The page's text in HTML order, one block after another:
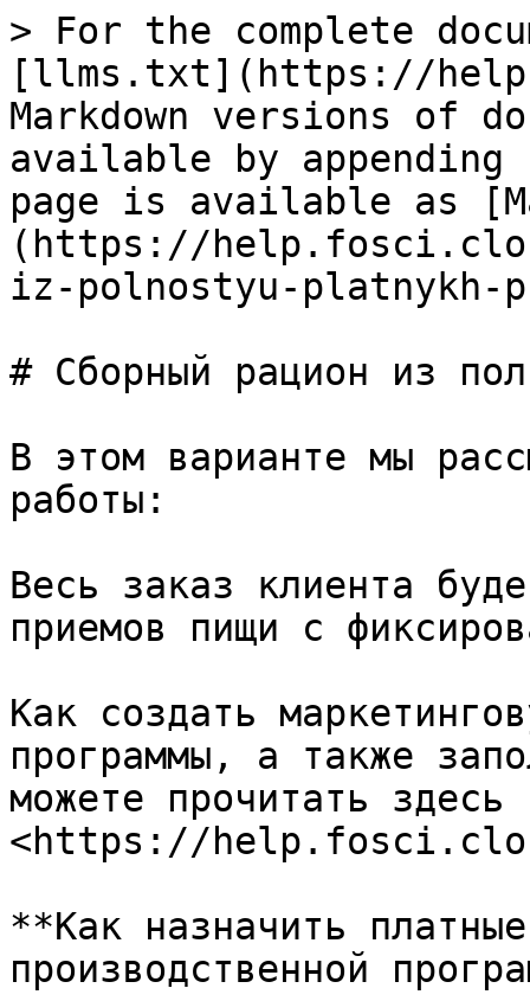
> For the complete
[llms.txt](https://
Markdown versions of
available by
page is available as
(https://
iz-polnostyu-platnykh-
# Сборный рацион из
В этом варианте мы
работы:
Весь заказ клиента
приемов пищи с
Как создать
программы, а также
можете прочитать
<https://
**Как назначить
производственной